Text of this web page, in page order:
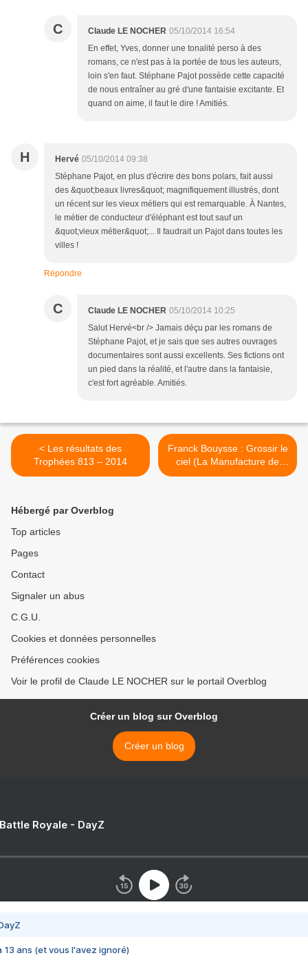
C Claude LE NOCHER 05/10/2014 16:54
En effet, Yves, donner une tonalité perso à des
romans, ce n'est pas à la portée de tous les auteurs,
loin s'en faut. Stéphane Pajot possède cette capacité
de nous entraîner au gré d'une fantaisie excitante. Et
quand on aime, il faut le dire ! Amitiés.
H Hervé 05/10/2014 09:38
Stéphane Pajot, en plus d'écrire des bons polars, fait aussi
des &quot;beaux livres&quot; magnifiquement illustrés, dont
un récent sur les vieux métiers qui est remarquable. À Nantes,
le métier de conducteur d'éléphant est tout sauf un
&quot;vieux métier&quot;... Il faudrait un Pajot dans toutes les
villes !
Répondre
C Claude LE NOCHER 05/10/2014 10:25
Salut Hervé<br /> Jamais déçu par les romans de
Stéphane Pajot, et je sais que ses autres ouvrages
documentaires sont aussi excellents. Ses fictions ont
un pied dans la réalité, et l'autre dans la fantaisie,
c'est fort agréable. Amitiés.
< Les résultats des
Trophées 813 – 2014
Franck Bouysse : Grossir le
ciel (La Manufacture de
Livres, 2014) >
Hébergé par Overblog
Top articles
Pages
Contact
Signaler un abus
C.G.U.
Cookies et données personnelles
Préférences cookies
Voir le profil de Claude LE NOCHER sur le portail Overblog
Créer un blog sur Overblog
Créer un blog
Royale - DayZ
13 ans (et vous l'avez ignoré)